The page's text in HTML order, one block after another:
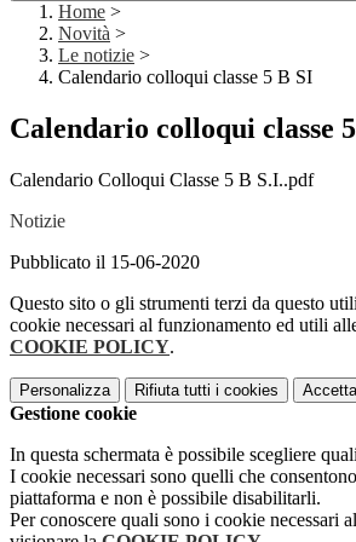
Home >
Novità >
Le notizie >
Calendario colloqui classe 5 B SI
Calendario colloqui classe
Calendario Colloqui Classe 5 B S.I..pdf
Notizie
Pubblicato il 15-06-2020
Questo sito o gli strumenti terzi da questo
cookie necessari al funzionamento ed utili
COOKIE POLICY.
Personalizza Rifiuta tutti i cookies
Gestione cookie
In questa schermata è possibile scegliere
I cookie necessari sono quelli che
piattaforma e non è possibile disabilitarli.
Per conoscere quali sono i cookie necessari